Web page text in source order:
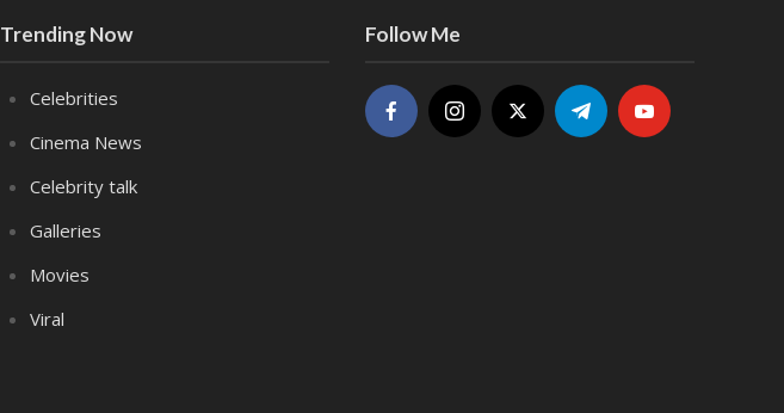
Trending Now
Celebrities
Cinema News
Celebrity talk
Galleries
Movies
Viral
Follow Me